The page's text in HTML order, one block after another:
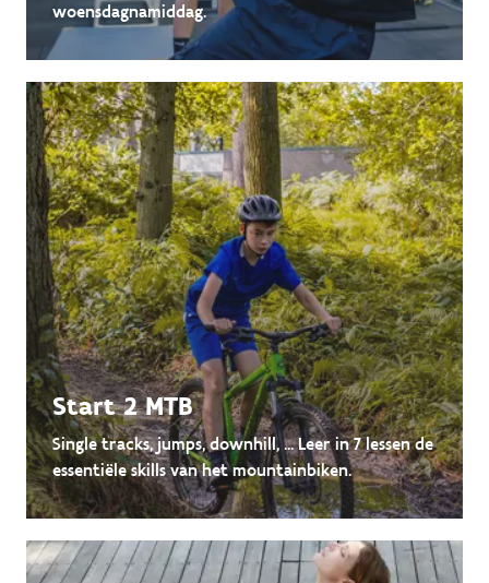
woensdagnamiddag.
Start 2 MTB
Single tracks, jumps, downhill, ... Leer in 7 lessen de
essentiële skills van het mountainbiken.